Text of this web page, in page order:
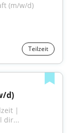
(m/w/d)
Teilzeit
d)
|
dir...